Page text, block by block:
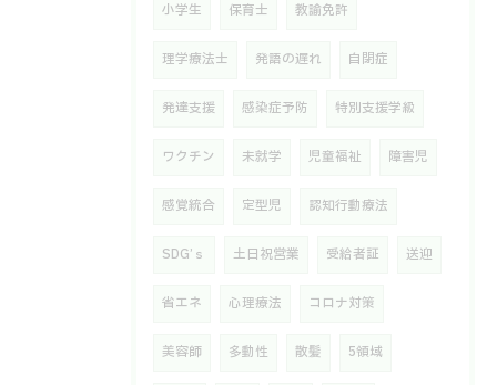
小学生 保育士 教諭免許
理学療法士 発語の遅れ 自閉症
発達支援 感染症予防 特別支援学級
ワクチン 未就学 児童福祉 障害児
感覚統合 定型児 認知行動療法
SDG’ｓ 土日祝営業 受給者証 送迎
省エネ 心理療法 コロナ対策
美容師 多動性 散髪 5領域